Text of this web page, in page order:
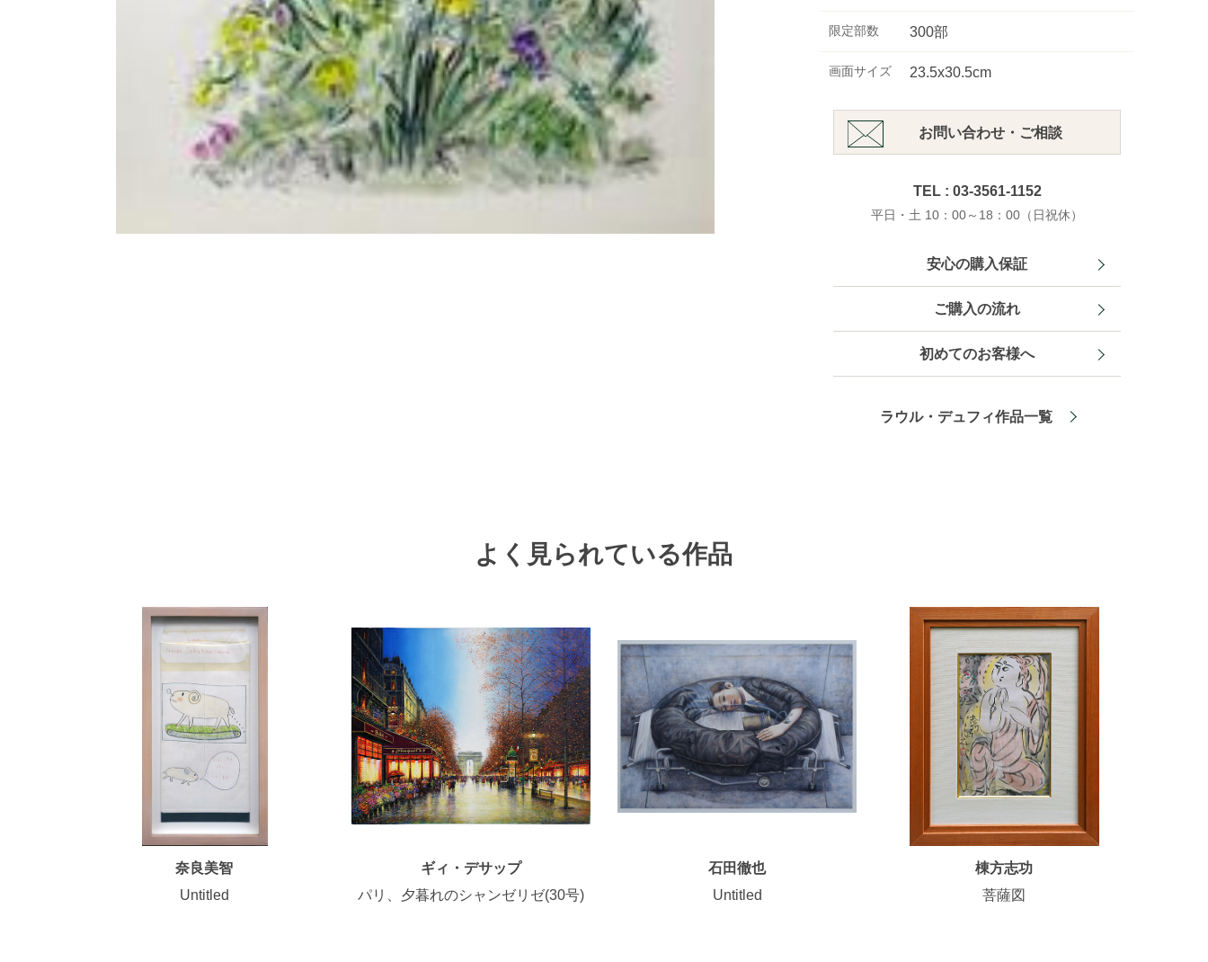
限定部数 300部
画面サイズ 23.5x30.5cm
お問い合わせ・ご相談
TEL : 03-3561-1152
平日・土 10：00～18：00（日祝休）
安心の購入保証
ご購入の流れ
初めてのお客様へ
ラウル・デュフィ作品一覧
よく見られている作品
奈良美智
Untitled
ギィ・デサップ
パリ、夕暮れのシャンゼリゼ(30号)
石田徹也
Untitled
棟方志功
菩薩図